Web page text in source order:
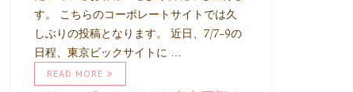
す。 こちらのコーポレートサイトでは久
しぶりの投稿となります。 近日、7/7-9の
日程、東京ビックサイトに …
READ MORE